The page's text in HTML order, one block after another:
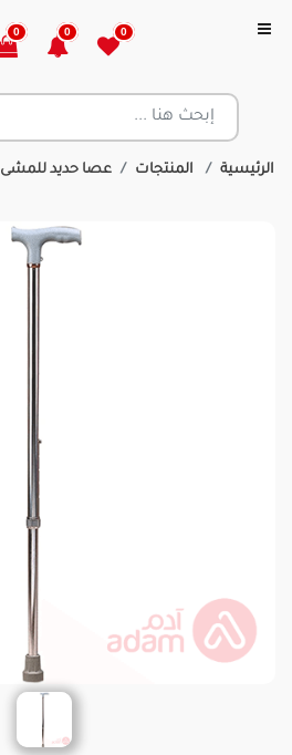
0
0
0
الرئيسية المنتجات عصا حديد للمشى